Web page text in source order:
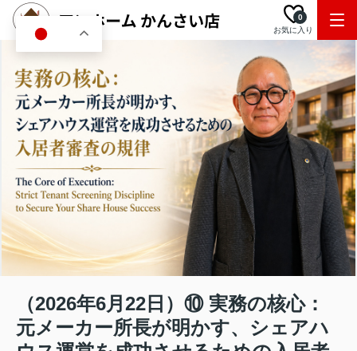
お気に入り
0
（2026年6月22日）⑩ 実務の核心：
元メーカー所長が明かす、シェアハ